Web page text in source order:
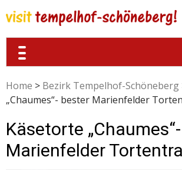
Home > Bezirk Tempelhof-Schöneberg
„Chaumes“- bester Marienfelder
Käsetorte
Marienfelder